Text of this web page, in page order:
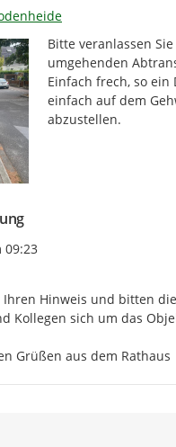
Bitte veranlassen
umgehenden
Einfach frech, so ein
einfach auf dem
abzustellen.
Erstellens
09:23
Hinweis und bitten die
Kollegen sich um das
Grüßen aus dem Rathaus